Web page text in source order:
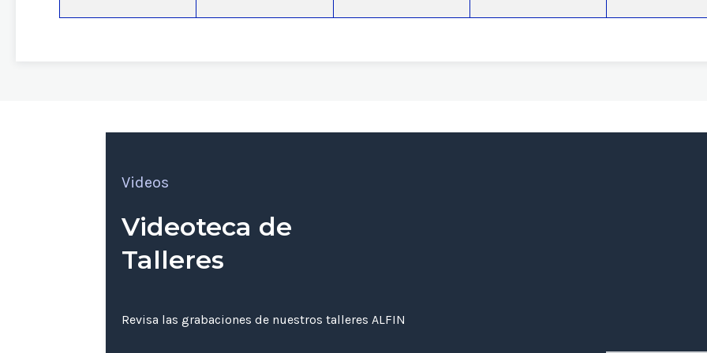
Videos
Videoteca de
Talleres
Revisa las grabaciones de nuestros talleres ALFIN